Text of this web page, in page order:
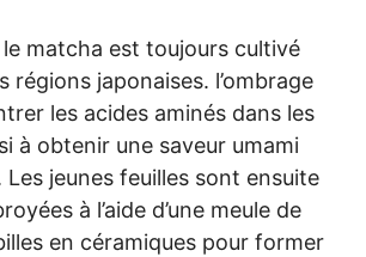
le matcha est toujours cultivé
régions japonaises. l’ombrage
les acides aminés dans les
à obtenir une saveur umami
Les jeunes feuilles sont ensuite
à l’aide d’une meule de
en céramiques pour former